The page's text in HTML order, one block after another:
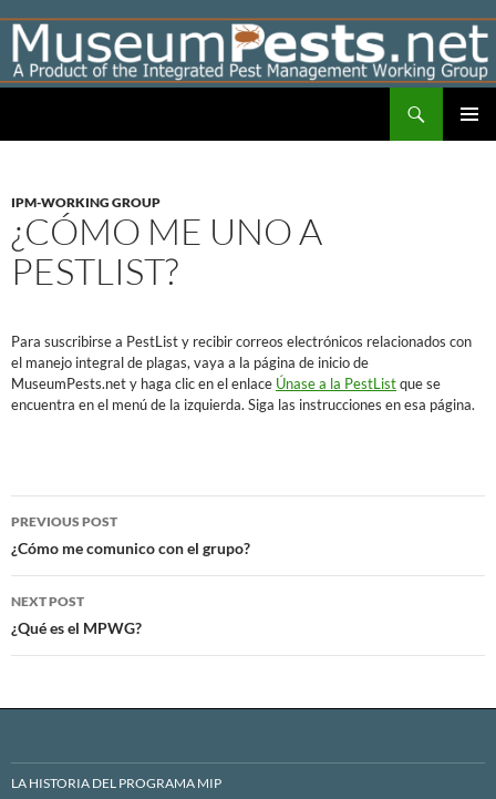
content
IPM-WORKING GROUP
¿CÓMO ME UNO A
PESTLIST?
Para suscribirse a PestList y recibir correos electrónicos relacionados con
el manejo integral de plagas, vaya a la página de inicio de
MuseumPests.net y haga clic en el enlace Únase a la PestListque se
encuentra en el menú de la izquierda. Siga las instrucciones en esa página.
Post
navigation
PREVIOUS POST
¿Cómo me comunico con el grupo?
NEXT POST
¿Qué es el MPWG?
LA HISTORIA DEL PROGRAMA MIP